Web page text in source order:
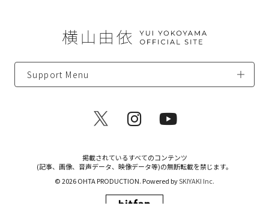
Support Menu
掲載されているすべてのコンテンツ
(記事、画像、音声データ、映像データ等)の無断転載を禁じます。
© 2026 OHTA PRODUCTION. Powered bySKIYAKI Inc.